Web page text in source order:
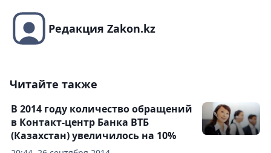
Редакция Zakon.kz
Читайте также
В 2014 году количество обращений
в Контакт-центр Банка ВТБ
(Казахстан) увеличилось на 10%